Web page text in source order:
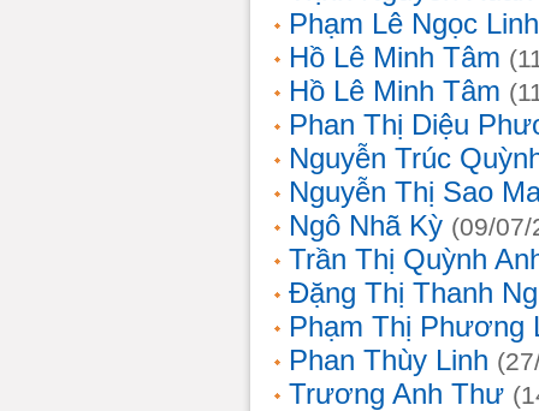
Phạm Lê Ngọc Linh
Hồ Lê Minh Tâm
Hồ Lê Minh Tâm
Phan Thị Diệu
Nguyễn Trúc
Nguyễn Thị Sao
Ngô Nhã Kỳ (09/07/
Trần Thị Quỳnh
Đặng Thị Thanh
Phạm Thị Phương
Phan Thùy Linh
Trương Anh Thư